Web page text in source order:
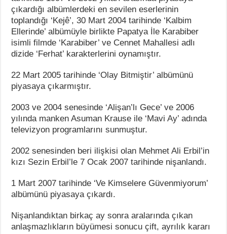
çıkardığı albümlerdeki en sevilen eserlerinin
toplandığı ‘Kejê’, 30 Mart 2004 tarihinde ‘Kalbim
Ellerinde’ albümüyle birlikte Papatya İle Karabiber
isimli filmde ‘Karabiber’ ve Cennet Mahallesi adlı
dizide ‘Ferhat’ karakterlerini oynamıştır.
22 Mart 2005 tarihinde ‘Olay Bitmiştir’ albümünü
piyasaya çıkarmıştır.
2003 ve 2004 senesinde ‘Alişan’lı Gece’ ve 2006
yılında manken Asuman Krause ile ‘Mavi Ay’ adında
televizyon programlarını sunmuştur.
2002 senesinden beri ilişkisi olan Mehmet Ali Erbil’in
kızı Sezin Erbil’le 7 Ocak 2007 tarihinde nişanlandı.
1 Mart 2007 tarihinde ‘Ve Kimselere Güvenmiyorum’
albümünü piyasaya çıkardı.
Nişanlandıktan birkaç ay sonra aralarında çıkan
anlaşmazlıkların büyümesi sonucu çift, ayrılık kararı